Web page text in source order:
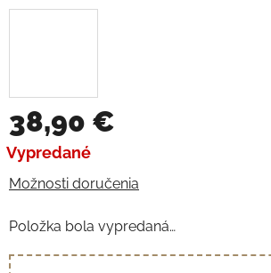
38,90 €
Jednotková cena:
Vypredané
Možnosti doručenia
Položka bola vypredaná…